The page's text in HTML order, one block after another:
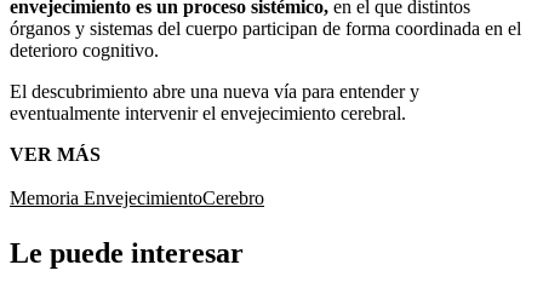
envejecimiento es un proceso sistémico, en el que distintos
órganos y sistemas del cuerpo participan de forma coordinada en el
deterioro cognitivo.
El descubrimiento abre una nueva vía para entender y
eventualmente intervenir el envejecimiento cerebral.
VER MÁS
Memoria EnvejecimientoCerebro
Le puede interesar